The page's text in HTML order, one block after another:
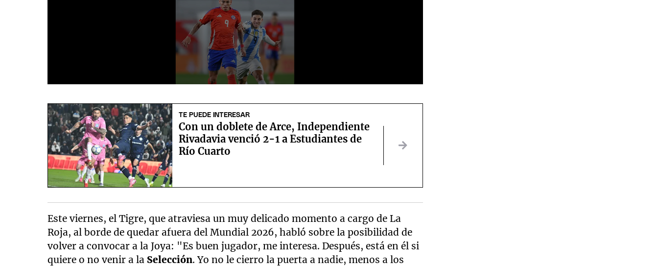
of
1
minute,
27
secondsVolume
90%
TE PUEDE INTERESAR
Con un doblete de Arce, Independiente
Rivadavia venció 2-1 a Estudiantes de
Río Cuarto
Este viernes, el Tigre, que atraviesa un muy delicado momento a cargo de La
Roja, al borde de quedar afuera del Mundial 2026, habló sobre la posibilidad de
volver a convocar a la Joya: "Es buen jugador, me interesa. Después, está en él si
quiere o no venir a la Selección. Yo no le cierro la puerta a nadie, menos a los